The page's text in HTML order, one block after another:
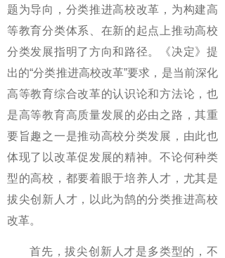
题为导向，分类推进高校改革，为构建高
等教育分类体系、在新的起点上推动高校
分类发展指明了方向和路径。《决定》提
出的“分类推进高校改革”要求，是当前深化
高等教育综合改革的认识论和方法论，也
是高等教育高质量发展的必由之路，其重
要旨趣之一是推动高校分类发展，由此也
体现了以改革促发展的精神。不论何种类
型的高校，都要着眼于培养人才，尤其是
拔尖创新人才，以此为鹄的分类推进高校
改革。
首先，拔尖创新人才是多类型的，不